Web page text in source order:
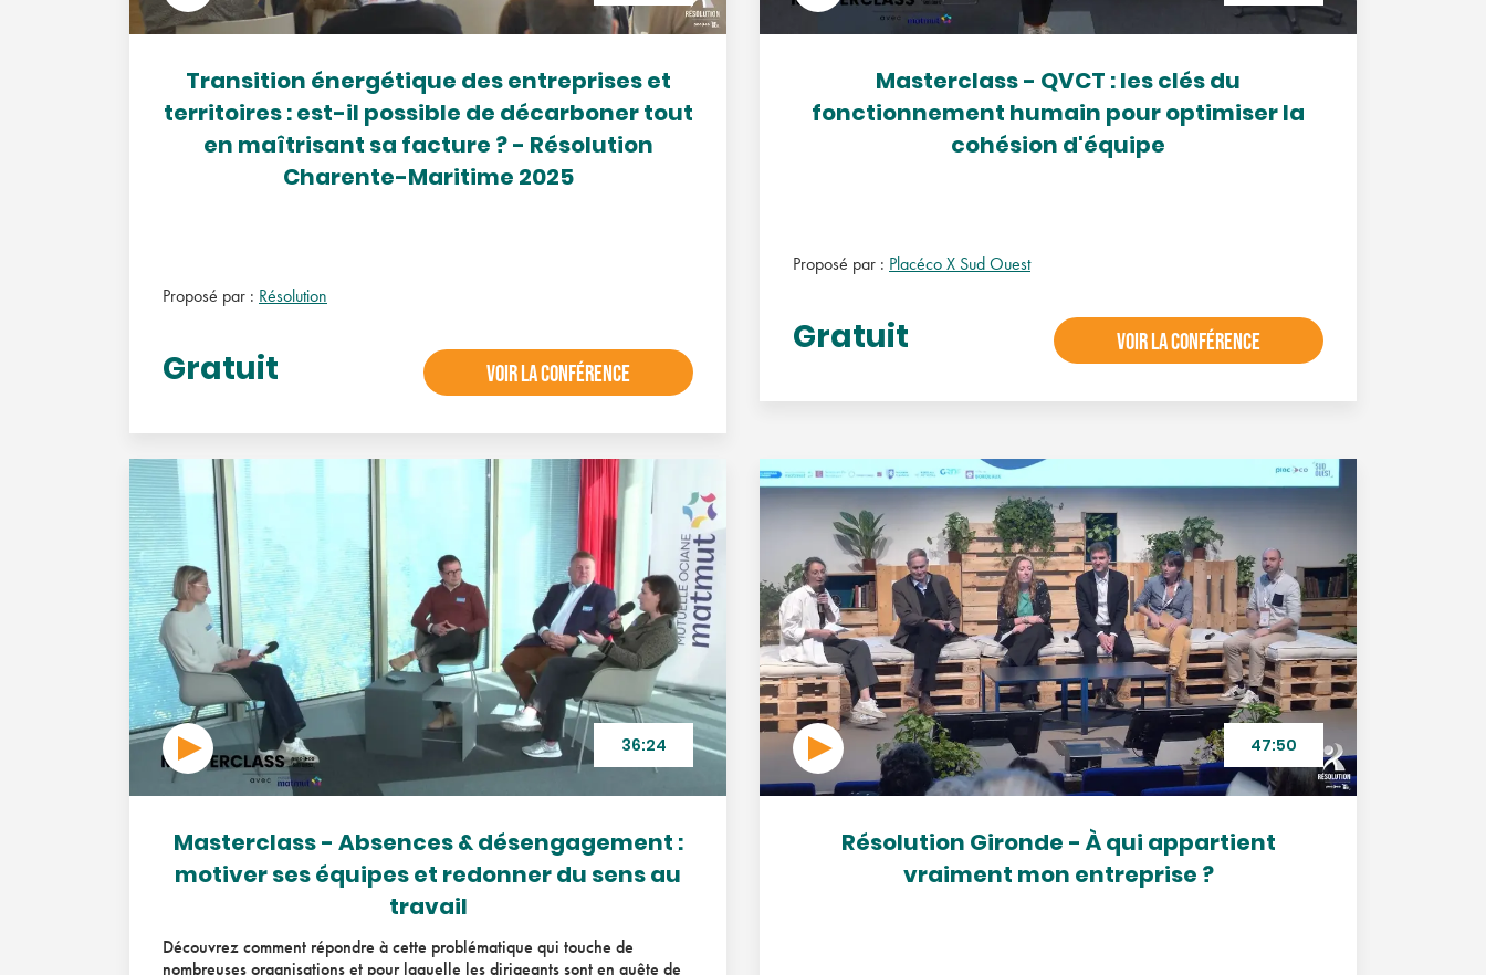
Transition énergétique des entreprises et
territoires : est-il possible de décarboner tout
en maîtrisant sa facture ? - Résolution
Charente-Maritime 2025
Proposé par : Résolution
Gratuit VOIR LA CONFÉRENCE
Masterclass - QVCT : les clés du
fonctionnement humain pour optimiser la
cohésion d'équipe
Proposé par : Placéco X Sud Ouest
Gratuit VOIR LA CONFÉRENCE
36:24
Masterclass - Absences & désengagement :
motiver ses équipes et redonner du sens au
travail
Découvrez comment répondre à cette problématique qui touche de
nombreuses organisations et pour laquelle les dirigeants sont en quête de
47:50
Résolution Gironde - À qui appartient
vraiment mon entreprise ?